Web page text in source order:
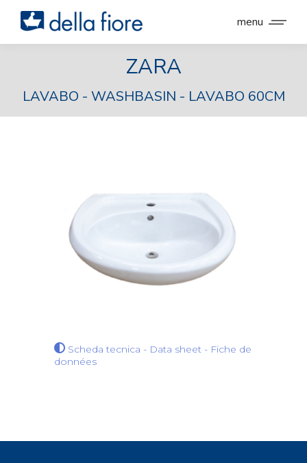
menu
ZARA
LAVABO - WASHBASIN - LAVABO 60CM
Scheda tecnica - Data sheet - Fiche de
données